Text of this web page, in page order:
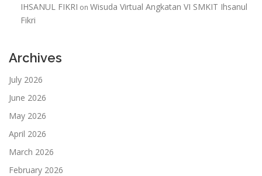
IHSANUL FIKRI on Wisuda Virtual Angkatan VI SMKIT Ihsanul
Fikri
Archives
July 2026
June 2026
May 2026
April 2026
March 2026
February 2026